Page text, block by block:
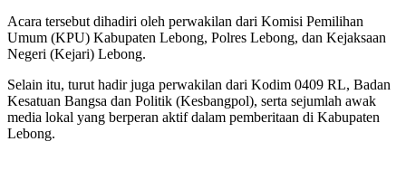
Acara tersebut dihadiri oleh perwakilan dari Komisi Pemilihan
Umum (KPU) Kabupaten Lebong, Polres Lebong, dan Kejaksaan
Negeri (Kejari) Lebong.
Selain itu, turut hadir juga perwakilan dari Kodim 0409 RL, Badan
Kesatuan Bangsa dan Politik (Kesbangpol), serta sejumlah awak
media lokal yang berperan aktif dalam pemberitaan di Kabupaten
Lebong.